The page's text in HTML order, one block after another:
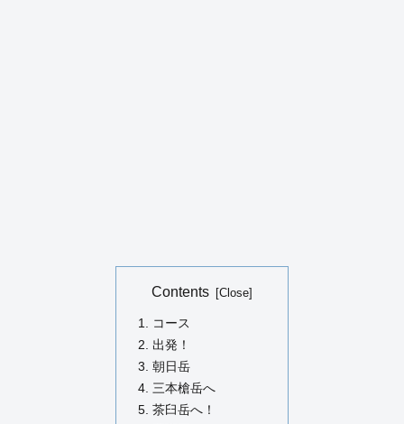
Contents
コース
出発！
朝日岳
三本槍岳へ
茶臼岳へ！